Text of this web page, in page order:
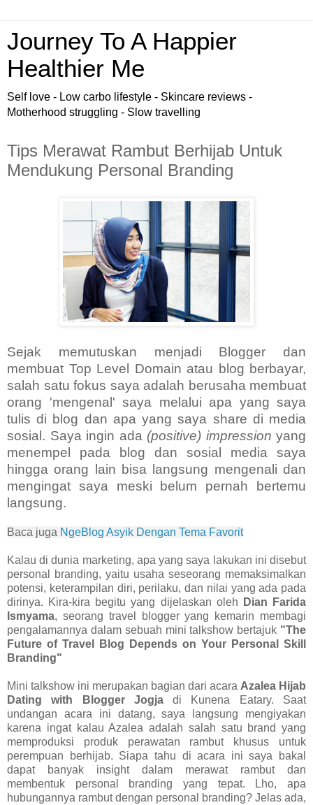
Journey To A Happier
Healthier Me
Self love - Low carbo lifestyle - Skincare reviews -
Motherhood struggling - Slow travelling
Tips Merawat Rambut Berhijab Untuk
Mendukung Personal Branding
Sejak memutuskan menjadi Blogger dan
membuat Top Level Domain atau blog berbayar,
salah satu fokus saya adalah berusaha membuat
orang 'mengenal' saya melalui apa yang saya
tulis di blog dan apa yang saya share di media
sosial. Saya ingin ada (positive) impression yang
menempel pada blog dan sosial media saya
hingga orang lain bisa langsung mengenali dan
mengingat saya meski belum pernah bertemu
langsung.
Baca juga NgeBlog Asyik Dengan Tema Favorit
Kalau di dunia marketing, apa yang saya lakukan ini disebut
personal branding, yaitu usaha seseorang memaksimalkan
potensi, keterampilan diri, perilaku, dan nilai yang ada pada
dirinya. Kira-kira begitu yang dijelaskan oleh
Dian Farida
Ismyama, seorang travel blogger yang kemarin membagi
pengalamannya dalam sebuah mini talkshow bertajuk "The
Future of Travel Blog Depends on Your Personal Skill
Branding"
Mini talkshow ini merupakan bagian dari acara Azalea Hijab
Dating with Blogger Jogjadi Kunena Eatary. Saat
undangan acara ini datang, saya langsung mengiyakan
karena ingat kalau Azalea adalah salah satu brand yang
memproduksi produk perawatan rambut khusus untuk
perempuan berhijab. Siapa tahu di acara ini saya bakal
dapat banyak insight dalam merawat rambut dan
membentuk personal branding yang tepat. Lho, apa
hubungannya rambut dengan personal branding? Jelas ada,